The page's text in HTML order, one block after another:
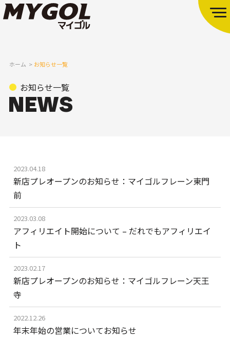
ホーム お知らせ一覧
お知らせ一覧
2023.04.18
新店プレオープンのお知らせ：マイゴルフレーン東門
前
2023.03.08
アフィリエイト開始について – だれでもアフィリエイ
ト
2023.02.17
新店プレオープンのお知らせ：マイゴルフレーン天王
寺
2022.12.26
年末年始の営業についてお知らせ